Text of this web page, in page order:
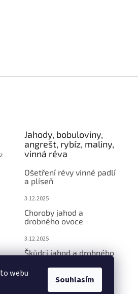
webu
Souhlasím
Jahody, bobuloviny,
angrešt, rybíz, maliny,
vinná réva
Ošetření révy vinné padlí
a plíseň
3.12.2025
Choroby jahod a
drobného ovoce
3.12.2025
Škůdci jahod a drobného